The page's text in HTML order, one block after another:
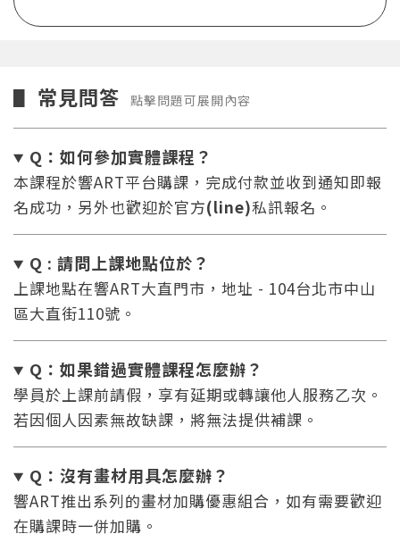
▋ 常見問答 點擊問題可展開內容
Q：如何參加實體課程？
本課程於響ART平台購課，完成付款並收到通知即報
名成功，另外也歡迎於官方(line)私訊報名。
Q : 請問上課地點位於？
上課地點在響ART大直門市，地址 - 104台北市中山
區大直街110號。
Q：如果錯過實體課程怎麼辦？
學員於上課前請假，享有延期或轉讓他人服務乙次。
若因個人因素無故缺課，將無法提供補課。
Q：沒有畫材用具怎麼辦？
響ART推出系列的畫材加購優惠組合，如有需要歡迎
在購課時一併加購。